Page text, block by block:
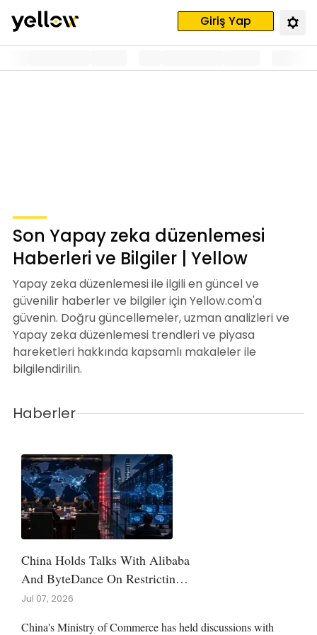
Giriş Yap
Son Yapay zeka düzenlemesi
Haberleri ve Bilgiler | Yellow
Yapay zeka düzenlemesi ile ilgili en güncel ve
güvenilir haberler ve bilgiler için Yellow.com'a
güvenin. Doğru güncellemeler, uzman analizleri ve
Yapay zeka düzenlemesi trendleri ve piyasa
hareketleri hakkında kapsamlı makaleler ile
bilgilendirilin.
Haberler
China Holds Talks With Alibaba
And ByteDance On Restricting
AI Model Exports
Jul 07, 2026
China's Ministry of Commerce has held discussions with